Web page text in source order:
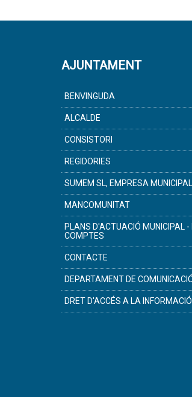
AJUNTAMENT
BENVINGUDA
ALCALDE
CONSISTORI
REGIDORIES
SUMEM SL, EMPRESA MUNICIPAL
MANCOMUNITAT
PLANS D'ACTUACIÓ MUNICIPAL -
COMPTES
CONTACTE
DEPARTAMENT DE
DRET D'ACCÉS A LA